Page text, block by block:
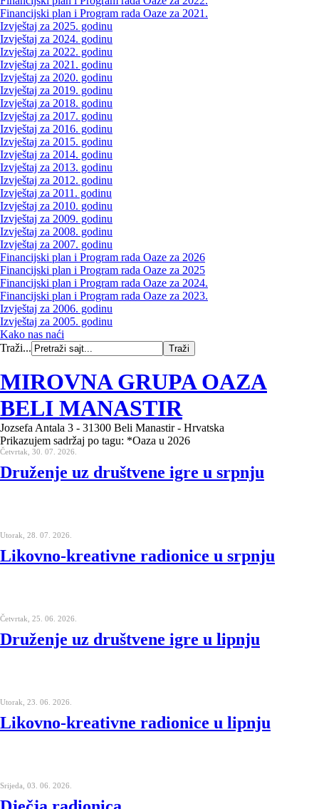
Financijski plan i Program rada Oaze za 2021.
Izvještaj za 2025. godinu
Izvještaj za 2024. godinu
Izvještaj za 2022. godinu
Izvještaj za 2021. godinu
Izvještaj za 2020. godinu
Izvještaj za 2019. godinu
Izvještaj za 2018. godinu
Izvještaj za 2017. godinu
Izvještaj za 2016. godinu
Izvještaj za 2015. godinu
Izvještaj za 2014. godinu
Izvještaj za 2013. godinu
Izvještaj za 2012. godinu
Izvještaj za 2011. godinu
Izvještaj za 2010. godinu
Izvještaj za 2009. godinu
Izvještaj za 2008. godinu
Izvještaj za 2007. godinu
Financijski plan i Program rada Oaze za 2026
Financijski plan i Program rada Oaze za 2025
Financijski plan i Program rada Oaze za 2024.
Financijski plan i Program rada Oaze za 2023.
Izvještaj za 2006. godinu
Izvještaj za 2005. godinu
Kako nas naći
Traži...
MIROVNA GRUPA OAZA
BELI MANASTIR
Jozsefa Antala 3 - 31300 Beli Manastir - Hrvatska
Prikazujem sadržaj po tagu: *Oaza u 2026
Četvrtak, 30. 07. 2026.
Druženje uz društvene igre u srpnju
Utorak, 28. 07. 2026.
Likovno-kreativne radionice u srpnju
Četvrtak, 25. 06. 2026.
Druženje uz društvene igre u lipnju
Utorak, 23. 06. 2026.
Likovno-kreativne radionice u lipnju
Srijeda, 03. 06. 2026.